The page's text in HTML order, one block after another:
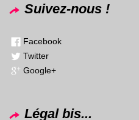
Suivez-nous !
Facebook
Twitter
Google+
Légal bis...